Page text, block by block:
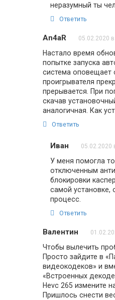
неразумный ты
Ответить
An4aR 05.02.2020
Настало время
попытке запуска
система оповещает
проигрывателя
прерывается. При
скачав
аналогичная. Как
Ответить
Иван 05.02.2020
У меня помогла
отключенным
блокировки
самой установке,
процесс.
Ответить
Валентин
Чтобы вылечить
Просто зайдите в
видеокодеков» и
«Встроенных
Hevc 265 измените
Пришлось снести